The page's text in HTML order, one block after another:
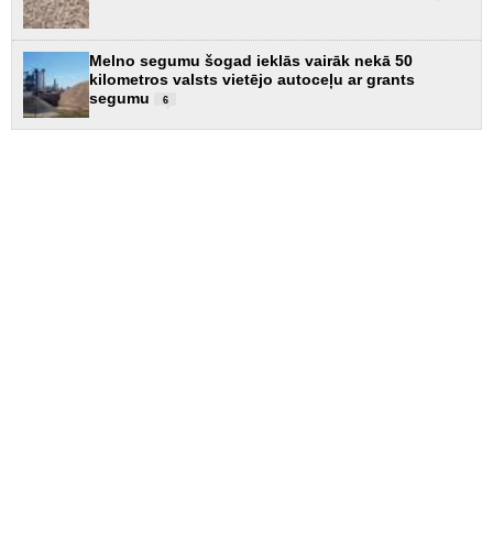
Melno segumu šogad ieklās vairāk nekā 50
kilometros valsts vietējo autoceļu ar grants
segumu
6